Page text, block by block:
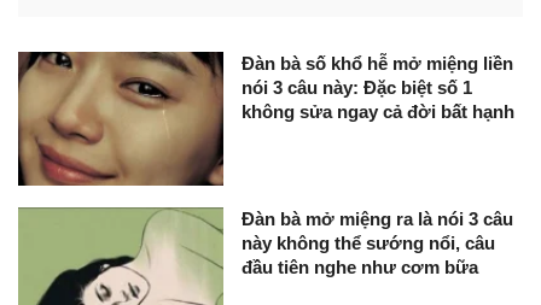
Đàn bà số khổ hễ mở miệng liền
nói 3 câu này: Đặc biệt số 1
không sửa ngay cả đời bất hạnh
Đàn bà mở miệng ra là nói 3 câu
này không thể sướng nổi, câu
đầu tiên nghe như cơm bữa